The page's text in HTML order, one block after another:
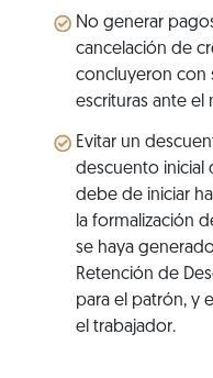
No generar
cancelación de
concluyeron con
escrituras ante el
Evitar un
descuento inicial
debe de iniciar
la formalización
se haya
Retención de
para el patrón, y
el trabajador.